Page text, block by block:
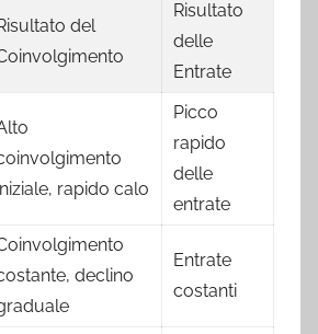
del
Risultato
delle
Entrate
rapido calo
Picco
rapido
delle
entrate
declino
Entrate
costanti